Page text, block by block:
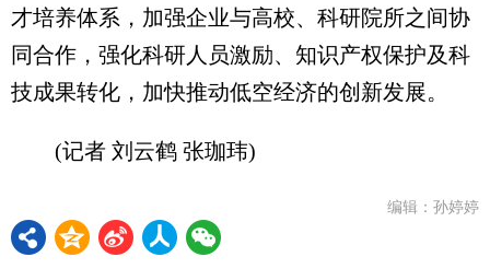
才培养体系，加强企业与高校、科研院所之间协
同合作，强化科研人员激励、知识产权保护及科
技成果转化，加快推动低空经济的创新发展。
(记者 刘云鹤 张珈玮)
编辑：孙婷婷